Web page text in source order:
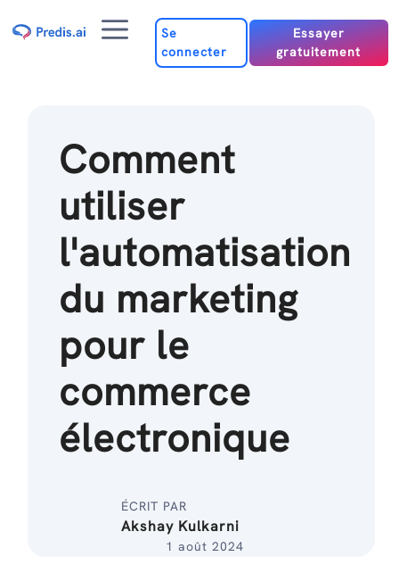
au
Menu
Se
connecter
Essayer
gratuitement
Comment
utiliser
l'automatisation
du marketing
pour le
commerce
électronique
ÉCRIT PAR
Akshay Kulkarni
1 août 2024